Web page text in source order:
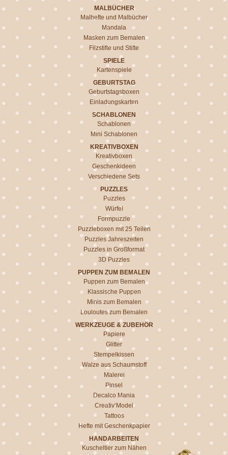
MALBÜCHER
Malhefte und Malbücher
Mandala
Masken zum Bemalen
Filzstifte und Stifte
SPIELE
Kartenspiele
GEBURTSTAG
Geburtstagsboxen
Einladungskarten
SCHABLONEN
Schablonen
Mini Schablonen
KREATIVBOXEN
Kreativboxen
Geschenkideen
Verschiedene Sets
PUZZLES
Puzzles
Würfel
Formpuzzle
Puzzleboxen mit 25 Teilen
Puzzles Jahreszeiten
Puzzles in Großformat
3D Puzzles
PUPPEN ZUM BEMALEN
Puppen zum Bemalen
Klassische Puppen
Minis zum Bemalen
Louloutes zum Bemalen
WERKZEUGE & ZUBEHÖR
Papiere
Glitter
Stempelkissen
Walze aus Schaumstoff
Malerei
Pinsel
Decalco Mania
Creativ’Model
Tattoos
Hefte mit Geschenkpapier
HANDARBEITEN
Kuscheltier zum Nähen